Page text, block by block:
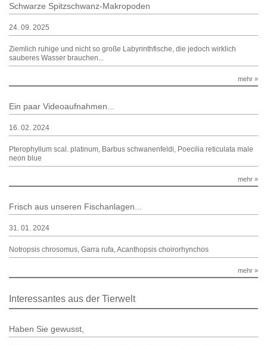
Schwarze Spitzschwanz-Makropoden
24. 09. 2025
Ziemlich ruhige und nicht so große Labyrinthfische, die jedoch wirklich
sauberes Wasser brauchen...
mehr »
Ein paar Videoaufnahmen...
16. 02. 2024
Pterophyllum scal. platinum, Barbus schwanenfeldi, Poecilia reticulata male
neon blue
mehr »
Frisch aus unseren Fischanlagen...
31. 01. 2024
Notropsis chrosomus, Garra rufa, Acanthopsis choirorhynchos
mehr »
Interessantes aus der Tierwelt
Haben Sie gewusst,